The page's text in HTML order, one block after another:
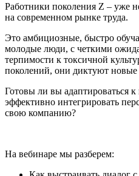
Работники поколения Z – уже
на современном рынке труда.
Это амбициозные, быстро
молодые люди, с четкими
терпимости к токсичной
поколений, они диктуют новые
Готовы ли вы адаптироваться
эффективно интегрировать
свою компанию?
На вебинаре мы разберем: